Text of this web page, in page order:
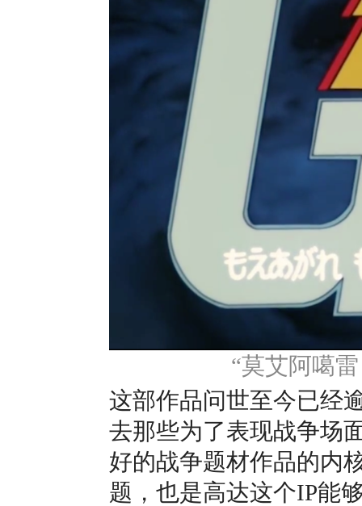
“莫艾阿噶
这部作品问世至今已经
去那些为了表现战争场
好的战争题材作品的内
题，也是高达这个IP能